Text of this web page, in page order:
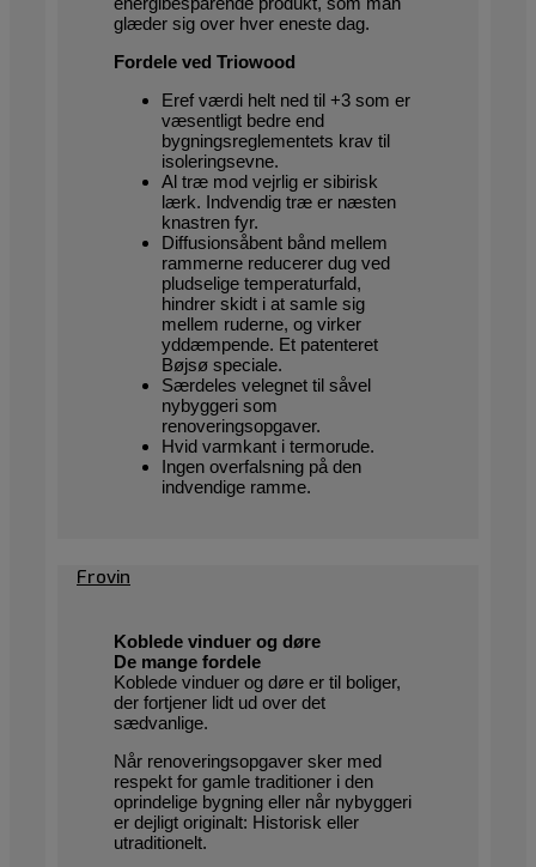
glæder sig over hver eneste dag.
Fordele ved Triowood
Eref værdi helt ned til +3 som er
væsentligt bedre end
bygningsreglementets krav til
isoleringsevne.
Al træ mod vejrlig er sibirisk
lærk. Indvendig træ er næsten
knastren fyr.
Diffusionsåbent bånd mellem
rammerne reducerer dug ved
pludselige temperaturfald,
hindrer skidt i at samle sig
mellem ruderne, og virker
yddæmpende. Et patenteret
Bøjsø speciale.
Særdeles velegnet til såvel
nybyggeri som
renoveringsopgaver.
Hvid varmkant i termorude.
Ingen overfalsning på den
indvendige ramme.
Frovin
Koblede vinduer og døre
De mange fordele
Koblede vinduer og døre er til boliger,
der fortjener lidt ud over det
sædvanlige.
Når renoveringsopgaver sker med
respekt for gamle traditioner i den
oprindelige bygning eller når nybyggeri
er dejligt originalt: Historisk eller
utraditionelt.